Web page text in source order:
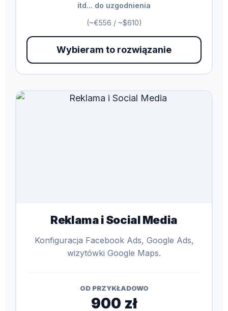
itd... do uzgodnienia
(~€556 / ~$610)
Wybieram to rozwiązanie
Reklama i Social Media
Konfiguracja Facebook Ads, Google Ads,
wizytówki Google Maps.
OD PRZYKŁADOWO
900 zł